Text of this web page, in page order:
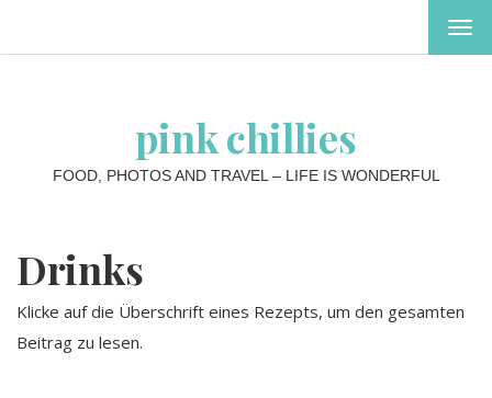
pink chillies
FOOD, PHOTOS AND TRAVEL – LIFE IS WONDERFUL
Drinks
Klicke auf die Überschrift eines Rezepts, um den gesamten
Beitrag zu lesen.